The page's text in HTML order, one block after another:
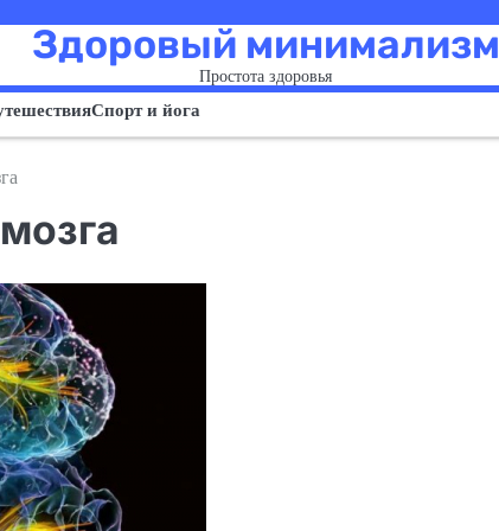
Здоровый минимализм
Простота здоровья
Спорт и йога